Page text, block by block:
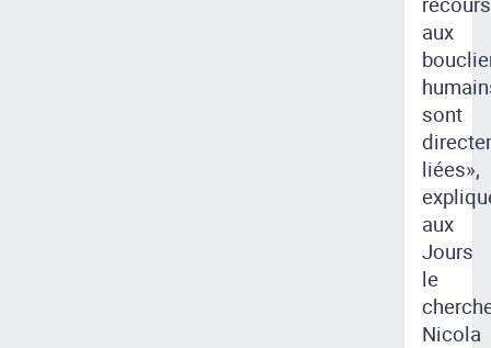
aux
sont
liées»,
aux
Jours
le
Nicola